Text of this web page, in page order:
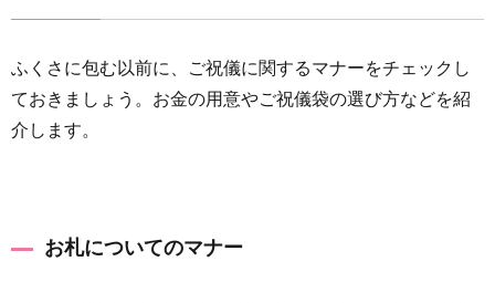
ふくさに包む以前に、ご祝儀に関するマナーをチェックし
ておきましょう。お金の用意やご祝儀袋の選び方などを紹
介します。
お札についてのマナー